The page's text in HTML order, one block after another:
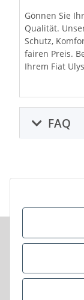
Gönnen Sie
Qualität.
Schutz,
fairen Preis.
Ihrem Fiat
FAQ
Informationen
Produkt